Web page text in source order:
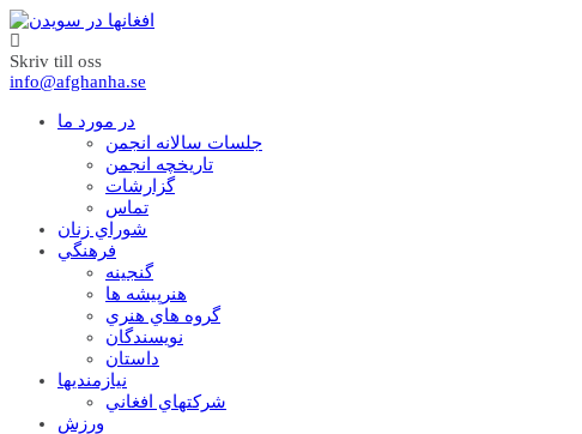
Skriv till oss
info@afghanha.se
در مورد ما
جلسات سالانه انجمن
تاریخچه انجمن
گزارشات
تماس
شوراي زنان
فرهنگي
گنجينه
هنرپيشه ها
گروه هاي هنري
نويسندگان
داستان
نيازمنديها
شرکتهاي افغاني
ورزش